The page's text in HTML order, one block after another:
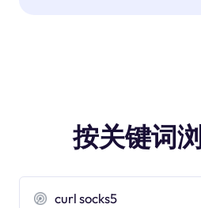
按关键词
curl socks5